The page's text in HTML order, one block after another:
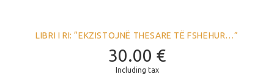
LIBRI I RI: “EKZISTOJNË THESARE TË FSHEHUR…”
30.00 €
Including tax